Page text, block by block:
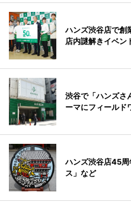
ハンズ渋谷店で
店内謎解きイベン
渋谷で「ハンズ
ーマにフィールド
ハンズ渋谷店45
ス」など